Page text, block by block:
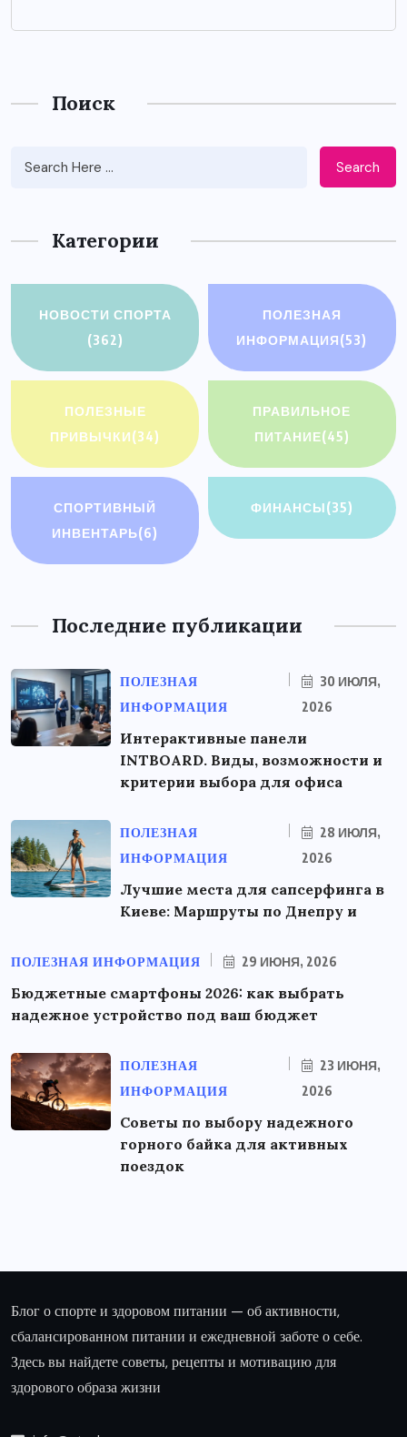
Поиск
Search
Категории
НОВОСТИ СПОРТА
(362)
ПОЛЕЗНАЯ
ИНФОРМАЦИЯ(53)
ПОЛЕЗНЫЕ
ПРИВЫЧКИ(34)
ПРАВИЛЬНОЕ
ПИТАНИЕ(45)
СПОРТИВНЫЙ
ИНВЕНТАРЬ(6)
ФИНАНСЫ(35)
Последние публикации
ПОЛЕЗНАЯ
ИНФОРМАЦИЯ
30 ИЮЛЯ,
2026
Интерактивные панели
INTBOARD. Виды, возможности и
критерии выбора для офиса
ПОЛЕЗНАЯ
ИНФОРМАЦИЯ
28 ИЮЛЯ,
2026
Лучшие места для сапсерфинга в
Киеве: Маршруты по Днепру и
ПОЛЕЗНАЯ ИНФОРМАЦИЯ 29 ИЮНЯ, 2026
Бюджетные смартфоны 2026: как выбрать
надежное устройство под ваш бюджет
ПОЛЕЗНАЯ
ИНФОРМАЦИЯ
23 ИЮНЯ,
2026
Советы по выбору надежного
горного байка для активных
поездок
Блог о спорте и здоровом питании — об активности,
сбалансированном питании и ежедневной заботе о себе.
Здесь вы найдете советы, рецепты и мотивацию для
здорового образа жизни